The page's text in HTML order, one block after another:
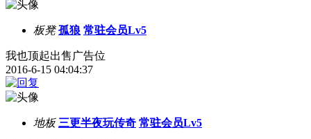
板凳 孤狼 常驻会员Lv5
我也顶起出售广告位
2016-6-15 04:04:37
地板 三更半夜玩传奇 常驻会员Lv5